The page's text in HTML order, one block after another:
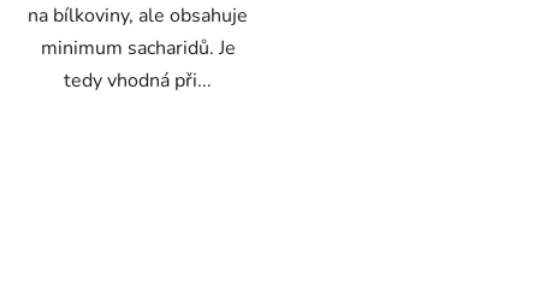
na bílkoviny, ale obsahuje
minimum sacharidů. Je
tedy vhodná při...